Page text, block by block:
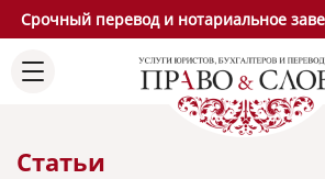
Срочный перевод и нотариальное
Статьи